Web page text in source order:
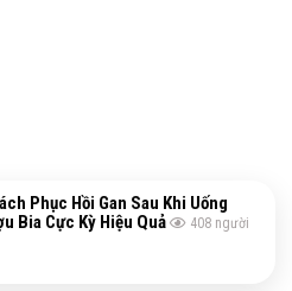
Phục Hồi Gan Sau Khi Uống
Bia Cực Kỳ Hiệu Quả
408 người